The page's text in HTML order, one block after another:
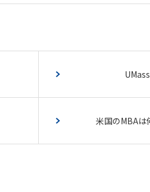
米国のMBAは